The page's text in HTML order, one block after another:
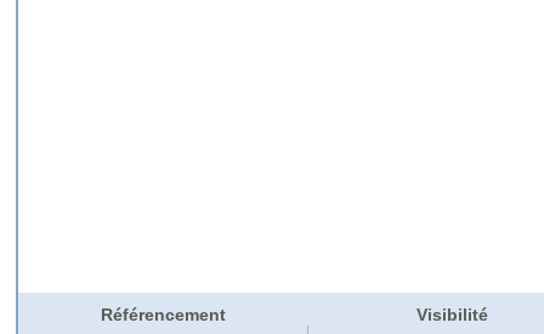
Référencement Visibilité